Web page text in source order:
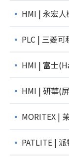
HMI | 永宏
PLC | 三菱
HMI | 富士
HMI | 研華(
MORITEX |
PATLITE |